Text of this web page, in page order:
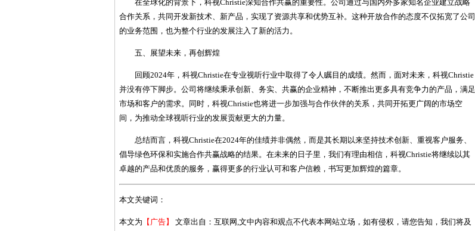
在全球化的背景下，科视Christie深知合作共赢的重要性。公司通过与国内外多家知名企业建立战略
合作关系，共同开发新技术、新产品，实现了资源共享和优势互补。这种开放合作的态度不仅拓宽了公司
的业务范围，也为整个行业的发展注入了新的活力。
五、展望未来，再创辉煌
回顾2024年，科视Christie在专业视听行业中取得了令人瞩目的成绩。然而，面对未来，科视Christie
并没有停下脚步。公司将继续秉承创新、务实、共赢的企业精神，不断推出更多具有竞争力的产品，满足
市场和客户的需求。同时，科视Christie也将进一步加强与合作伙伴的关系，共同开拓更广阔的市场空
间，为推动全球视听行业的发展贡献更大的力量。
总结而言，科视Christie在2024年的佳绩并非偶然，而是其长期以来坚持技术创新、重视客户服务、
倡导绿色环保和实施合作共赢战略的结果。在未来的日子里，我们有理由相信，科视Christie将继续以其
卓越的产品和优质的服务，赢得更多的行业认可和客户信赖，书写更加辉煌的篇章。
本文关键词：
本文为 【广告】
文章出自：互联网,文中内容和观点不代表本网站立场，如有侵权，请您告知，我们将及